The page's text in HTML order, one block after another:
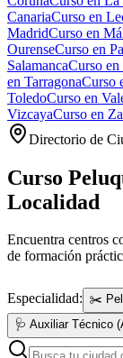
CanariaCurso en
MadridCurso en
OurenseCurso en
SalamancaCurso en
en TarragonaCurso
ToledoCurso en
VizcayaCurso en
Directorio de
Curso
Localidad
Encuentra centros
de formación
Especialidad: ✂️
🩺 Auxiliar Técnico